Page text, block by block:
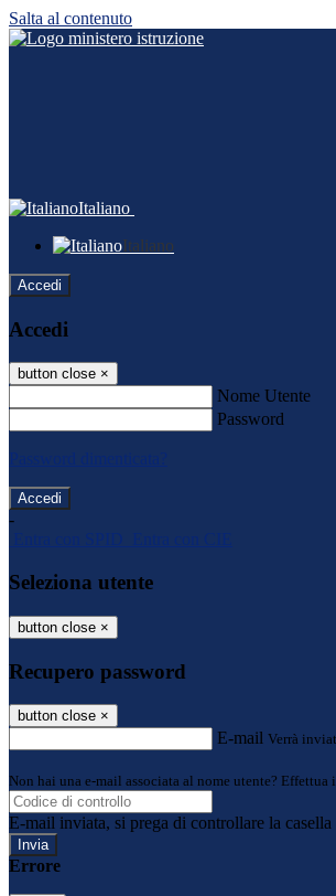
Salta al contenuto
Italiano
Italiano
Accedi
Accedi
button close ×
Nome Utente
Password
Password dimenticata?
-
Entra con SPID
Entra con CIE
Seleziona utente
button close ×
Recupero password
button close ×
E-mail Verrà
Non hai una e-mail associata al nome utente? Effettua
E-mail inviata, si prega di controllare la
Errore